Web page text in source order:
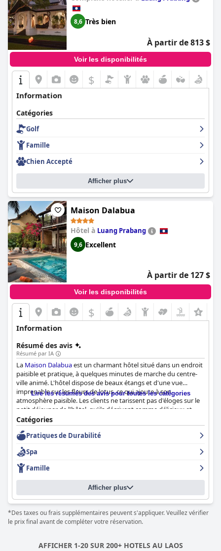
8,6 Très bien
À partir de 813 $
Voir les disponibilités
$
Information
Catégories
Golf
Famille
Chien Accepté
Afficher plus
Maison Dalabua
Hôtel à Luang Prabang
9,6 Excellent
À partir de 127 $
Voir les disponibilités
$
Information
Résumé des avis
Résumé par IA
La Maison Dalabuaest un charmant hôtel situé dans un endroit
paisible et pratique, à quelques minutes de marche du centre-
ville animé. L'hôtel dispose de beaux étangs et d'une vue
imprenable sur les fleurs de lotus, ce qui ajoute à son
atmosphère paisible. Les clients ne tarissent pas d'éloges sur le
petit déjeuner de l'hôtel, qu'ils décrivent comme délicieux et
incroyable, avec de nombreuses options disponibles. Les
chambres sont impeccables et bien décorées, avec une
combinaison élégante de mobilier moderne et traditionnel.
L'hôtel propose différentes options de chambres, notamment
des bungalows avec vue sur l'étang de lotus de l'UNESCO et des
chambres avec balcon et vue sur la piscine. Le personnel est
exceptionnel et se surpasse pour que les clients se sentent
comme chez eux. Les clients recommandent vivement de
Maison Dalabuaet font l'éloge du personnel
fabuleux, amical et solidaire.
Lire les résumés des avis pour toutes les catégories
Catégories
Pratiques de Durabilité
Spa
Famille
Afficher plus
*Des taxes ou frais supplémentaires peuvent s'appliquer. Veuillez vérifier
le prix final avant de compléter votre réservation.
AFFICHER 1-20 SUR 200+ HOTELS AU LAOS